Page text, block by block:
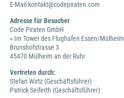
E-Mail:kontakt@codepiraten.com
Adresse für Besucher
Code Piraten GmbH
» Im Tower des Flughafen Essen/Mülheim
Brunshofstrasse 3
45470 Mülheim an der Ruhr
Vertreten durch:
Stefan Wirtz (Geschäftsführer)
Patrick Seiferth (Geschäftsführer)